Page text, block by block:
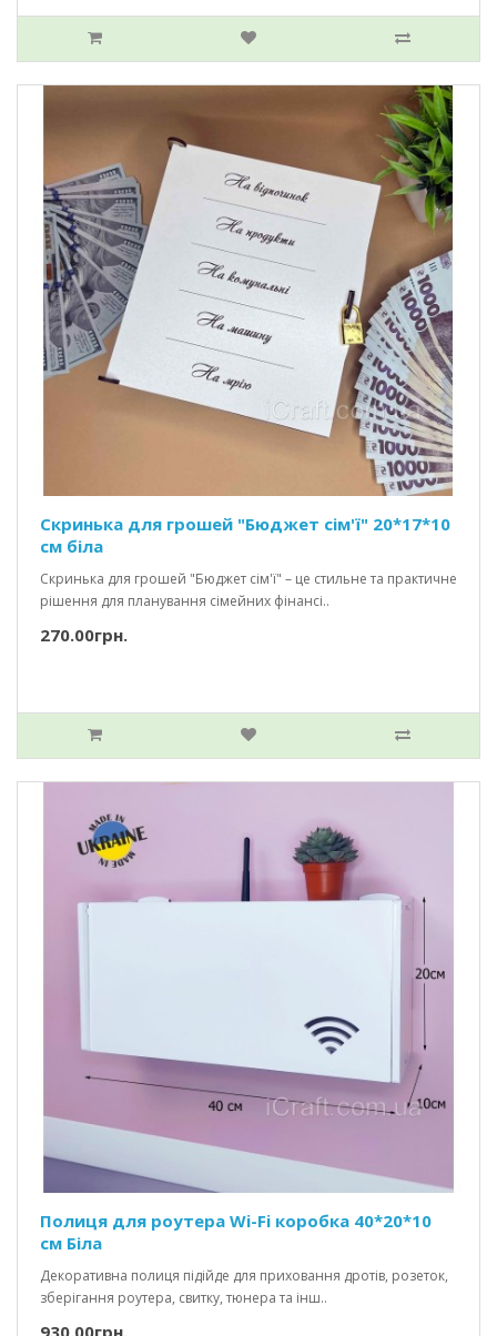
Скринька для грошей "Бюджет сім'ї" 20*17*10
см біла
Скринька для грошей "Бюджет сім'ї" – це стильне та практичне
рішення для планування сімейних фінансі..
270.00грн.
Полиця для роутера Wi-Fi коробка 40*20*10
см Біла
Декоративна полиця підійде для приховання дротів, розеток,
зберігання роутера, свитку, тюнера та інш..
930.00грн.